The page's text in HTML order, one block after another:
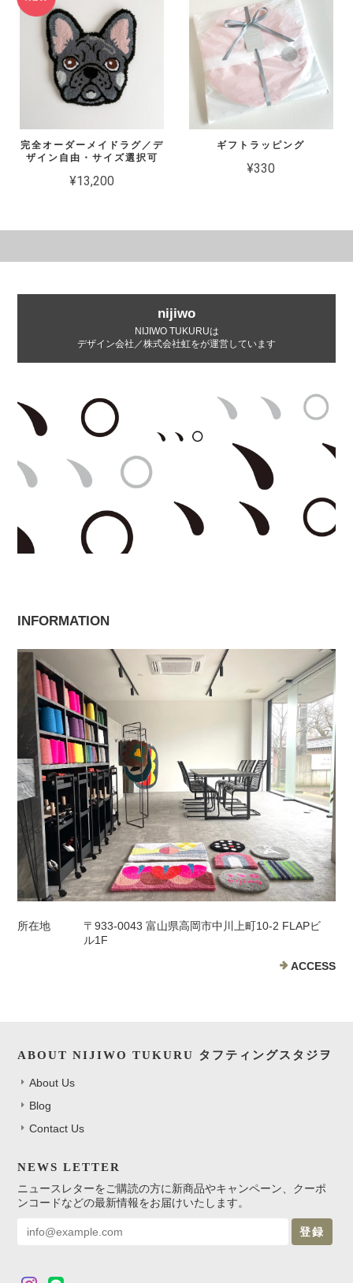
完全オーダーメイドラグ／デ
ザイン自由・サイズ選択可
¥13,200
ギフトラッピング
¥330
nijiwo
NIJIWO TUKURUは
デザイン会社／株式会社虹をが運営しています
INFORMATION
所在地
〒933-0043 富山県高岡市中川上町10-2 FLAPビ
ル1F
ACCESS
ABOUT NIJIWO TUKURU タフティングスタジヲ
About Us
Blog
Contact Us
NEWS LETTER
ニュースレターをご購読の方に新商品やキャンペーン、クーポ
ンコードなどの最新情報をお届けいたします。
登録